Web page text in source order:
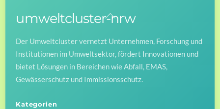
Back
Top
umweltcluster-nrw
Der Umweltcluster vernetzt Unternehmen, Forschung und
Institutionen im Umweltsektor, fördert Innovationen und
bietet Lösungen in Bereichen wie Abfall, EMAS,
Gewässerschutz und Immissionsschutz.
Kategorien